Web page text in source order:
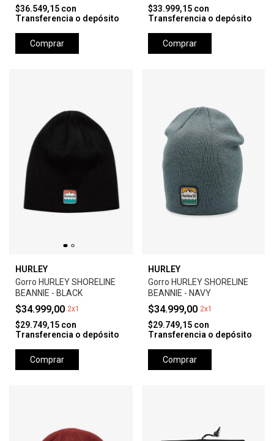
$36.549,15 con
Transferencia o depósito
Comprar
$33.999,15 con
Transferencia o depósito
Comprar
HURLEY
Gorro HURLEY SHORELINE
BEANNIE - BLACK
$34.999,00 2x1
$29.749,15 con
Transferencia o depósito
Comprar
HURLEY
Gorro HURLEY SHORELINE
BEANNIE - NAVY
$34.999,00 2x1
$29.749,15 con
Transferencia o depósito
Comprar